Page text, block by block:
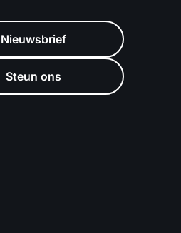
Nieuwsbrief
Steun ons